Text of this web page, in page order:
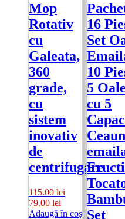
Mop
Rotativ
cu
Galeata,
360
grade,
cu
sistem
inovativ
de
centrifugare
115.00lei
Prețul
inițial
79.00 lei
curent
Adaugă în coș
16
Set
10
5 Oale
cu 5
Ceaun
Set